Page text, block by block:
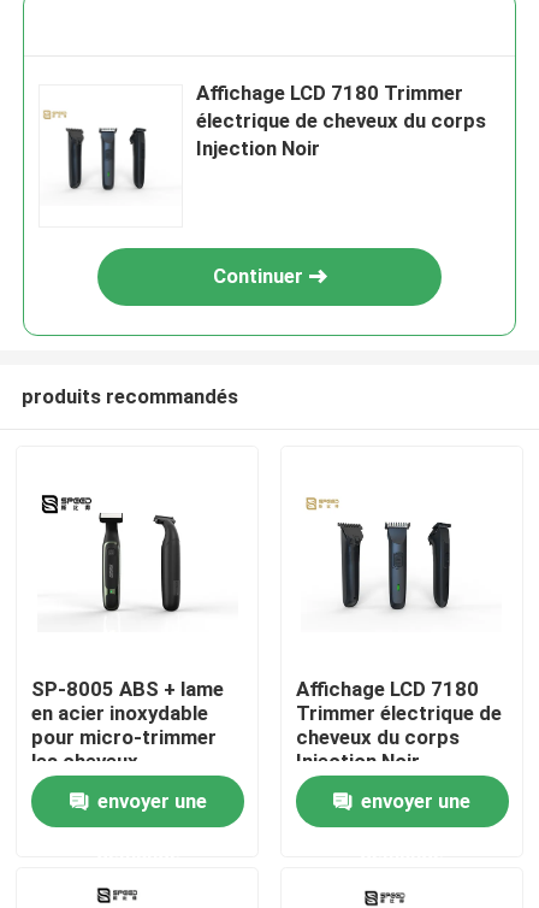
Aperçu
Produits
VR Show
Affichage LCD 7180 Trimmer
électrique de cheveux du corps
Injection Noir
Continuer
produits recommandés
SP-8005 ABS + lame
en acier inoxydable
pour micro-trimmer
les cheveux
envoyer une
Affichage LCD 7180
Trimmer électrique de
cheveux du corps
Injection Noir
envoyer une